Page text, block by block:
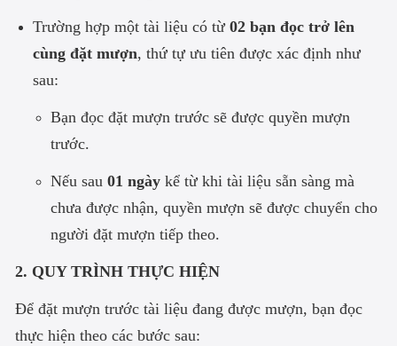
Trường hợp một tài liệu có từ 02 bạn đọc trở lên
cùng đặt mượn, thứ tự ưu tiên được xác định như
sau:
Bạn đọc đặt mượn trước sẽ được quyền mượn
trước.
Nếu sau 01 ngàykể từ khi tài liệu sẵn sàng mà
chưa được nhận, quyền mượn sẽ được chuyển cho
người đặt mượn tiếp theo.
2. QUY TRÌNH THỰC HIỆN
Để đặt mượn trước tài liệu đang được mượn, bạn đọc
thực hiện theo các bước sau: